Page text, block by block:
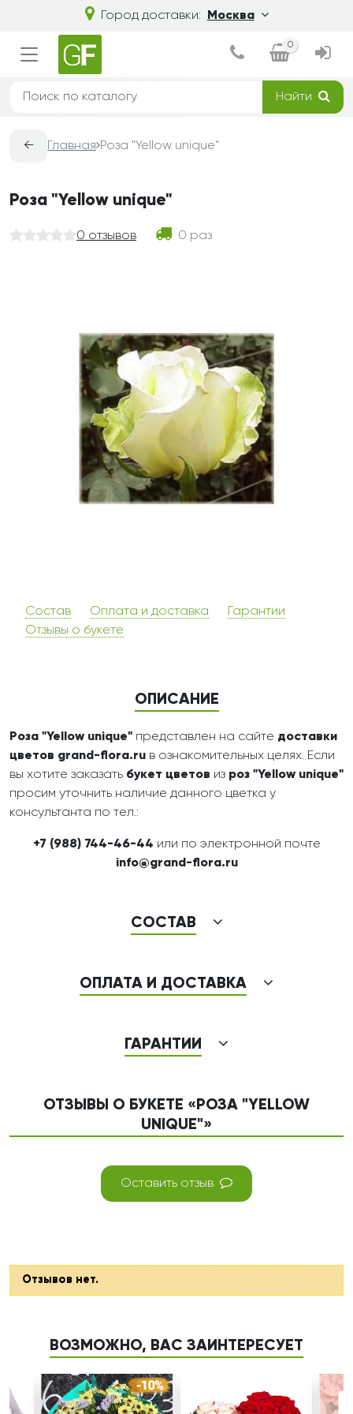
Город доставки: Москва
0
Найти
← Главная Роза "Yellow unique"
Роза "Yellow unique"
0 отзывов 0 раз
Состав Оплата и доставка
Гарантии
Отзывы о букете
ОПИСАНИЕ
Роза "Yellow unique" представлен на сайте доставки
цветов grand-flora.ru в ознакомительных целях. Если
вы хотите заказать букет цветов из роз "Yellow unique"
просим уточнить наличие данного цветка у
консультанта по тел.:
+7 (988) 744-46-44 или по электронной почте
info@grand-flora.ru
СОСТАВ
ОПЛАТА И ДОСТАВКА
ГАРАНТИИ
ОТЗЫВЫ О БУКЕТЕ «РОЗА "YELLOW
UNIQUE"»
Оставить отзыв
Отзывов нет.
ВОЗМОЖНО, ВАС ЗАИНТЕРЕСУЕТ